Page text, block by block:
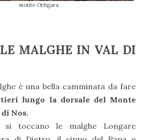
monte Ortigara
MALGHE IN VAL DI
è una bella camminata da fare
lungo la dorsale del Monte
Nos.
si toccano le malghe Longare